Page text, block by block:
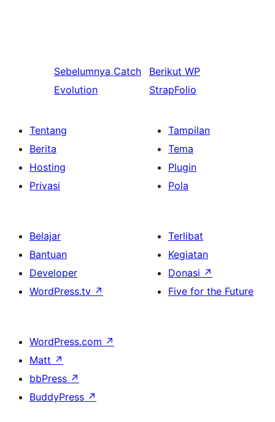
Sebelumnya Catch
Evolution
Berikut WP
StrapFolio
Tentang
Berita
Hosting
Privasi
Tampilan
Tema
Plugin
Pola
Belajar
Bantuan
Developer
WordPress.tv ↗
Terlibat
Kegiatan
Donasi ↗
Five for the Future
WordPress.com ↗
Matt ↗
bbPress ↗
BuddyPress ↗